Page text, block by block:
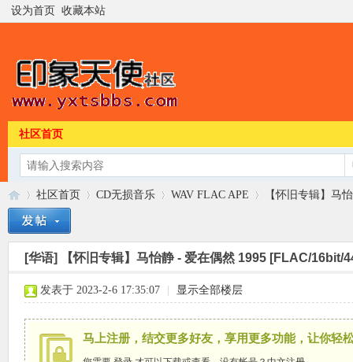
设为首页 收藏本站
社区首页
»
社区首页
›
CD无损音乐
›
WAV FLAC APE
›
【怀旧专辑】马
[华语] 【怀旧专辑】马怡静 - 爱在偶然 1995 [FLAC/16bit/
发表于 2023-2-6 17:35:07 显示全部楼层
马上注册，结交更多好友，享用更多功能，让你轻